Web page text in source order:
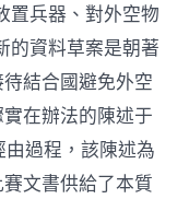
置兵器、對外空物
的資料草案是朝著
結合國避免外空
在辦法的陳述于
過程，該陳述為
文書供給了本質